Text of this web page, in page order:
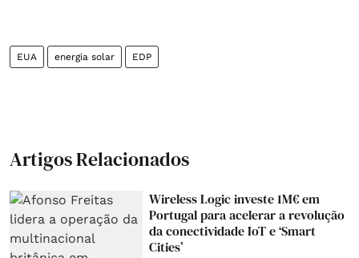
EUA energia solar EDP
Artigos Relacionados
Wireless Logic investe 1M€ em
Portugal para acelerar a revolução
da conectividade IoT e ‘Smart
Cities’